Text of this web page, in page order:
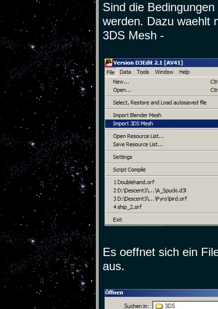
Sind die
werden. Dazu waehlt
3DS Mesh -
Es oeffnet sich ein
aus.